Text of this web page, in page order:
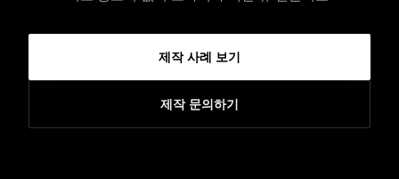
제작 사례 보기
제작 문의하기